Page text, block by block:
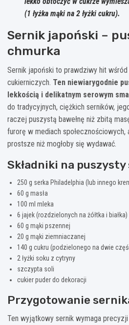
(1 łyżka mąki na 2 łyżki cukru).
Sernik japoński –
chmurka
Sernik japoński to prawdziwy hit
cukierniczych. Ten niewiarygodnie
lekkością i delikatnym serowym
do tradycyjnych, ciężkich serników,
raczej puszystą bawełnę niż zbitą
furorę w mediach
prostsze niż mogłoby się wydawać.
Składniki na
250 g serka Philadelphia (lub innego
60 g masła
100 ml mleka
6 jajek (rozdzielonych na żółtka i białka)
60 g mąki pszennej
20 g mąki ziemniaczanej
140 g cukru (podzielonego na dwie
2 łyżki soku z cytryny
szczypta soli
cukier puder do dekoracji
Przygotowanie
Ten wyjątkowy sernik wymaga